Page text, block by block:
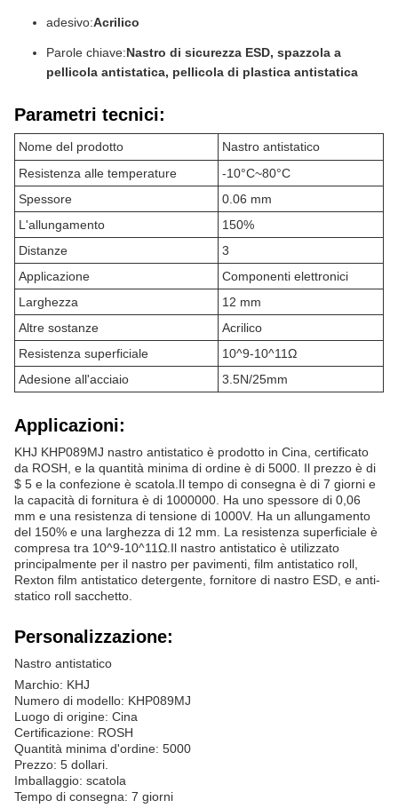
adesivo:Acrilico
Parole chiave:Nastro di sicurezza ESD, spazzola a
pellicola antistatica, pellicola di plastica antistatica
Parametri tecnici:
Nome del prodotto
Nastro antistatico
Resistenza alle temperature
-10°C~80°C
Spessore
0.06 mm
L'allungamento
150%
Distanze
3
Applicazione
Componenti elettronici
Larghezza
12 mm
Altre sostanze
Acrilico
Resistenza superficiale
10^9-10^11Ω
Adesione all'acciaio
3.5N/25mm
Applicazioni:
KHJ KHP089MJ nastro antistatico è prodotto in Cina, certificato
da ROSH, e la quantità minima di ordine è di 5000. Il prezzo è di
$ 5 e la confezione è scatola.Il tempo di consegna è di 7 giorni e
la capacità di fornitura è di 1000000. Ha uno spessore di 0,06
mm e una resistenza di tensione di 1000V. Ha un allungamento
del 150% e una larghezza di 12 mm. La resistenza superficiale è
compresa tra 10^9-10^11Ω.Il nastro antistatico è utilizzato
principalmente per il nastro per pavimenti, film antistatico roll,
Rexton film antistatico detergente, fornitore di nastro ESD, e anti-
statico roll sacchetto.
Personalizzazione:
Nastro antistatico
Marchio: KHJ
Numero di modello: KHP089MJ
Luogo di origine: Cina
Certificazione: ROSH
Quantità minima d'ordine: 5000
Prezzo: 5 dollari.
Imballaggio: scatola
Tempo di consegna: 7 giorni